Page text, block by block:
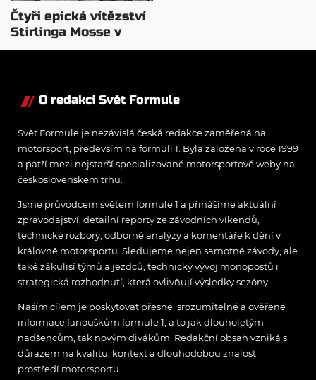
Čtyři epická vítězství
Stirlinga Mosse v
motorsportu
O redakci Svět Formule
Svět Formule je nezávislá česká redakce zaměřená na
motorsport, především na formuli 1. Byla založena v roce 1999
a patří mezi nejstarší specializované motorsportové weby na
československém trhu.
Jsme průvodcem světem formule 1 a přinášíme aktuální
zpravodajství, detailní reporty ze závodních víkendů,
technické rozbory, odborné analýzy a komentáře k dění v
královně motorsportu. Sledujeme nejen samotné závody, ale
také zákulisí týmů a jezdců, technický vývoj monopostů i
strategická rozhodnutí, která ovlivňují výsledky sezóny.
Naším cílem je poskytovat přesné, srozumitelné a ověřené
informace fanouškům formule 1, a to jak dlouholetým
nadšencům, tak novým divákům. Redakční obsah vzniká s
důrazem na kvalitu, kontext a dlouhodobou znalost
prostředí motorsportu.